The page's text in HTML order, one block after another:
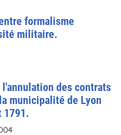
formalisme
militaire.
des contrats
municipalité de Lyon
1791.